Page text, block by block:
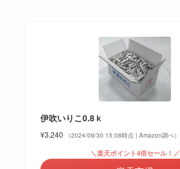
伊吹いりこ0.8ｋ
¥3,240 （2024/09/30 15:08時点 | Amazon調べ）
＼楽天ポイント4倍セール！／